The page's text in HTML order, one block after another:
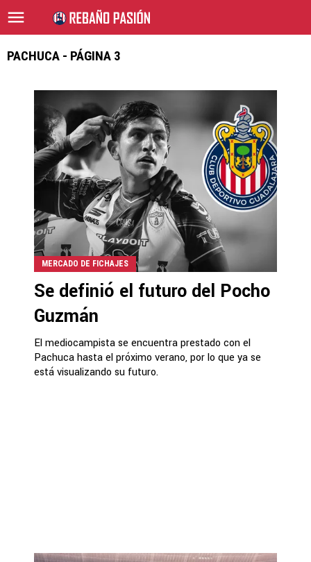
PACHUCA - PÁGINA 3
MERCADO DE FICHAJES
Se definió el futuro del Pocho
Guzmán
El mediocampista se encuentra prestado con el
Pachuca hasta el próximo verano, por lo que ya se
está visualizando su futuro.